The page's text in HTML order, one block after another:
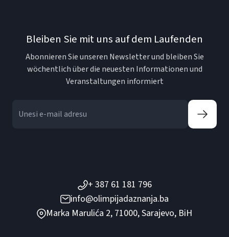
Bleiben Sie mit uns auf dem Laufenden
Abonnieren Sie unseren Newsletter und bleiben Sie
wöchentlich über die neuesten Informationen und
Veranstaltungen informiert
+ 387 61 181 796
info@olimpijadaznanja.ba
Marka Marulića 2, 71000, Sarajevo, BiH